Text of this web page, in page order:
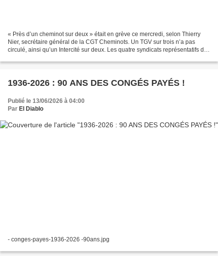
« Près d’un cheminot sur deux » était en grève ce mercredi, selon Thierry
Nier, secrétaire général de la CGT Cheminots. Un TGV sur trois n’a pas
circulé, ainsi qu’un Intercité sur deux. Les quatre syndicats représentatifs de
1936-2026 : 90 ANS DES CONGÉS PAYÉS !
Publié le 13/06/2026 à 04:00
Par El Diablo
- conges-payes-1936-2026 -90ans.jpg